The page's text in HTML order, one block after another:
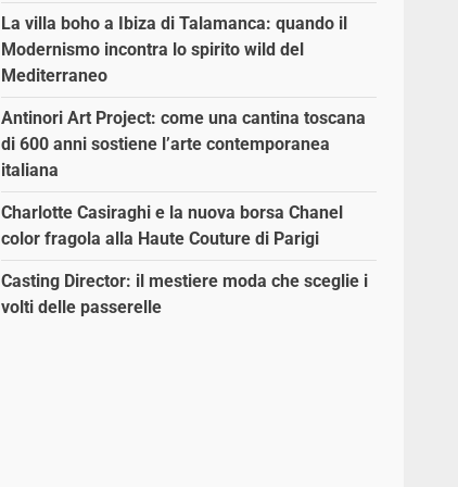
La villa boho a Ibiza di Talamanca: quando il
Modernismo incontra lo spirito wild del
Mediterraneo
Antinori Art Project: come una cantina toscana
di 600 anni sostiene l’arte contemporanea
italiana
Charlotte Casiraghi e la nuova borsa Chanel
color fragola alla Haute Couture di Parigi
Casting Director: il mestiere moda che sceglie i
volti delle passerelle